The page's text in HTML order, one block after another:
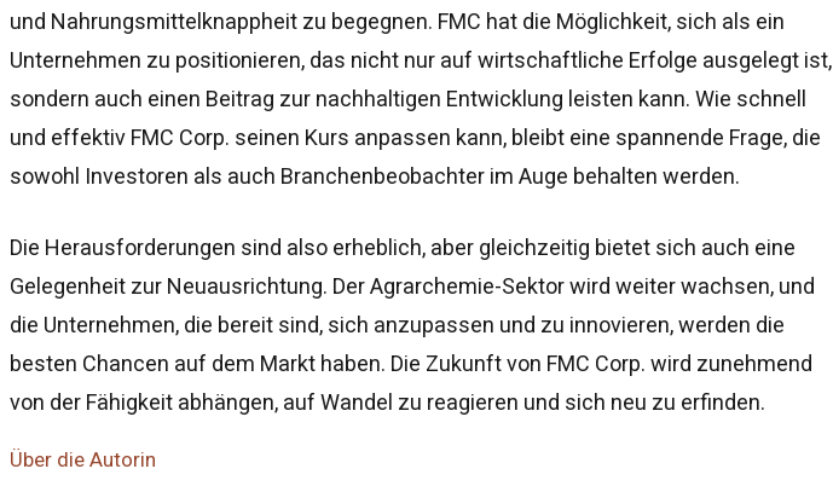
und Nahrungsmittelknappheit zu begegnen. FMC hat die Möglichkeit, sich als ein
Unternehmen zu positionieren, das nicht nur auf wirtschaftliche Erfolge ausgelegt ist,
sondern auch einen Beitrag zur nachhaltigen Entwicklung leisten kann. Wie schnell
und effektiv FMC Corp. seinen Kurs anpassen kann, bleibt eine spannende Frage, die
sowohl Investoren als auch Branchenbeobachter im Auge behalten werden.
Die Herausforderungen sind also erheblich, aber gleichzeitig bietet sich auch eine
Gelegenheit zur Neuausrichtung. Der Agrarchemie-Sektor wird weiter wachsen, und
die Unternehmen, die bereit sind, sich anzupassen und zu innovieren, werden die
besten Chancen auf dem Markt haben. Die Zukunft von FMC Corp. wird zunehmend
von der Fähigkeit abhängen, auf Wandel zu reagieren und sich neu zu erfinden.
Über die Autorin